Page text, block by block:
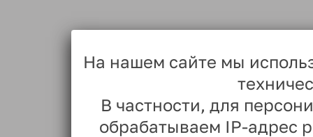
На нашем сайте мы
В частности, для
обрабатываем IP-адрес